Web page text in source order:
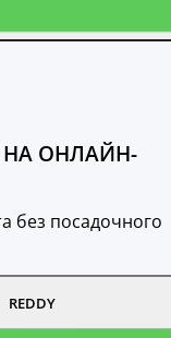
НА ОНЛАЙН-
без посадочного
REDDY